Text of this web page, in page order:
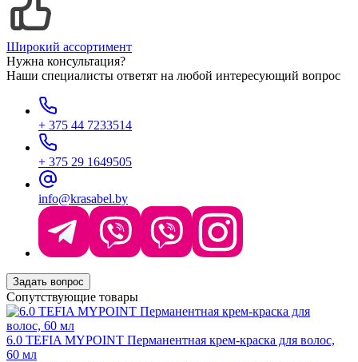
Широкий ассортимент
Нужна консультация?
Наши специалисты ответят на любой интересующий вопрос
+ 375 44 7233514
+ 375 29 1649505
info@krasabel.by
Задать вопрос
Сопутствующие товары
6.0 TEFIA MYPOINT Перманентная крем-краска для волос,
60 мл